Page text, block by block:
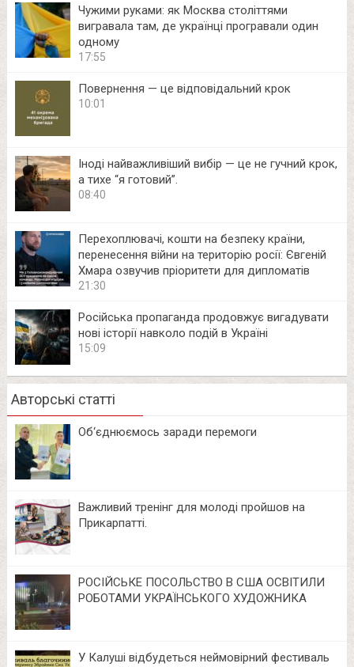
Чужими руками: як Москва століттями
вигравала там, де українці програвали один
одному
17:55
Повернення — це відповідальний крок
10:01
Іноді найважливіший вибір — це не гучний крок,
а тихе “я готовий”.
08:40
Перехоплювачі, кошти на безпеку країни,
перенесення війни на територію росії: Євгеній
Хмара озвучив пріоритети для дипломатів
21:30
Російська пропаганда продовжує вигадувати
нові історії навколо подій в Україні
15:09
Авторські статті
Об‘єднюємось заради перемоги
Важливий тренінг для молоді пройшов на
Прикарпатті.
РОСІЙСЬКЕ ПОСОЛЬСТВО В США ОСВІТИЛИ
РОБОТАМИ УКРАЇНСЬКОГО ХУДОЖНИКА
У Калуші відбудеться неймовірний фестиваль